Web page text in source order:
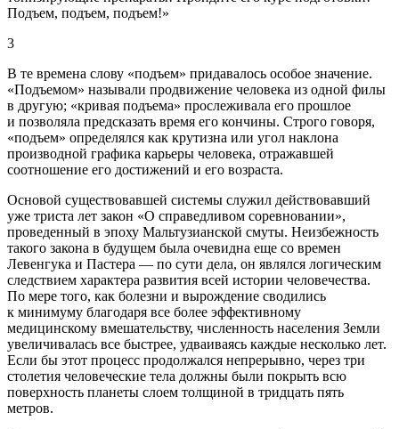
Подъем, подъем, подъем!»
3
В те времена слову «подъем» придавалось особое значение.
«Подъемом» называли продвижение человека из одной филы
в другую; «кривая подъема» прослеживала его прошлое
и позволяла предсказать время его кончины. Строго говоря,
«подъем» определялся как крутизна или угол наклона
производной графика карьеры человека, отражавшей
соотношение его достижений и его возраста.
Основой существовавшей системы служил действовавший
уже триста лет закон «О справедливом соревновании»,
проведенный в эпоху Мальтузианской смуты. Неизбежность
такого закона в будущем была очевидна еще со времен
Левенгука и Пастера — по сути дела, он являлся логическим
следствием характера развития всей истории человечества.
По мере того, как болезни и вырождение сводились
к минимуму благодаря все более эффективному
медицинскому вмешательству, численность населения Земли
увеличивалась все быстрее, удваиваясь каждые несколько лет.
Если бы этот процесс продолжался непрерывно, через три
столетия человеческие тела должны были покрыть всю
поверхность планеты слоем толщиной в тридцать пять
метров.